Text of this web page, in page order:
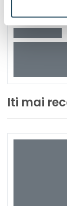
Iti mai